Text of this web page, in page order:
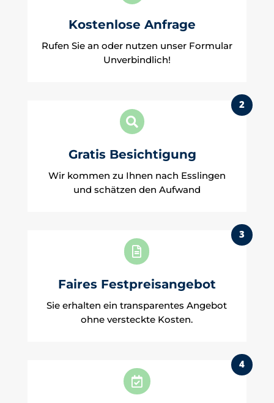
Kostenlose Anfrage
Rufen Sie an oder nutzen unser Formular
Unverbindlich!

Gratis Besichtigung
2
Wir kommen zu Ihnen nach Esslingen
und schätzen den Aufwand

Faires Festpreisangebot
3
Sie erhalten ein transparentes Angebot
ohne versteckte Kosten.

4